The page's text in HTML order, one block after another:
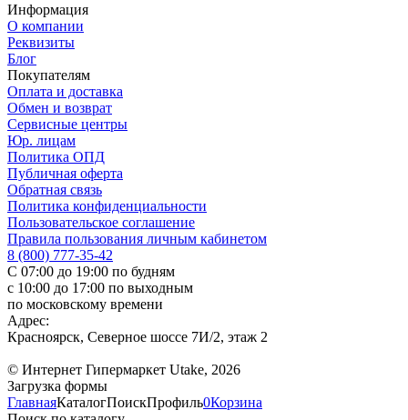
Информация
О компании
Реквизиты
Блог
Покупателям
Оплата и доставка
Обмен и возврат
Сервисные центры
Юр. лицам
Политика ОПД
Публичная оферта
Обратная связь
Политика конфиденциальности
Пользовательское соглашение
Правила пользования личным кабинетом
8 (800) 777-35-42
С 07:00 до 19:00 по будням
с 10:00 до 17:00 по выходным
по московскому времени
Адрес:
Красноярск, Северное шоссе 7И/2, этаж 2
© Интернет Гипермаркет Utake, 2026
Загрузка формы
ГлавнаяКаталогПоискПрофиль0Корзина